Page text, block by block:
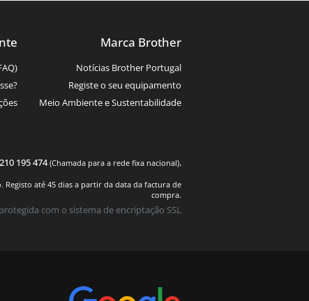
Marca Brother
Notícias Brother Portugal
Registe o seu equipamento
Meio Ambiente e Sustentabilidade
195 474(Chamada para a rede fixa nacional).
até 45 dias a partir da data da factura de
compra.
com o sistema de encriptação SSL